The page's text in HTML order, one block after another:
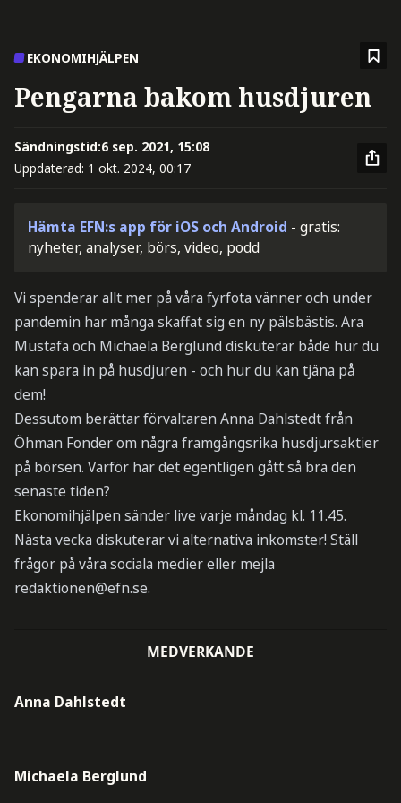
EKONOMIHJÄLPEN
Pengarna bakom husdjuren
Sändningstid:6 sep. 2021, 15:08
Uppdaterad: 1 okt. 2024, 00:17
Hämta EFN:s app för iOS och Android - gratis:
nyheter, analyser, börs, video, podd
Vi spenderar allt mer på våra fyrfota vänner och under
pandemin har många skaffat sig en ny pälsbästis. Ara
Mustafa och Michaela Berglund diskuterar både hur du
kan spara in på husdjuren - och hur du kan tjäna på
dem!
Dessutom berättar förvaltaren Anna Dahlstedt från
Öhman Fonder om några framgångsrika husdjursaktier
på börsen. Varför har det egentligen gått så bra den
senaste tiden?
Ekonomihjälpen sänder live varje måndag kl. 11.45.
Nästa vecka diskuterar vi alternativa inkomster! Ställ
frågor på våra sociala medier eller mejla
redaktionen@efn.se.
MEDVERKANDE
Anna Dahlstedt
Michaela Berglund